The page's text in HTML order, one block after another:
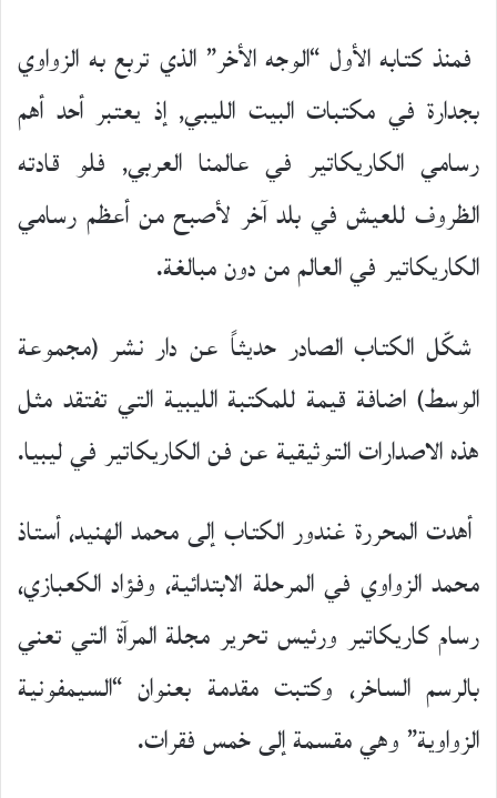
فمنذ كتابه الأول “الوجه الأخر” الذي تربع به الزواوي
بجدارة في مكتبات البيت الليبي٬ إذ يعتبر أحد أهم
رسامي الكاريكاتير في عالمنا العربي٬ فلو قادته
الظروف للعيش في بلد آخر لأصبح من أعظم رسامي
الكاريكاتير في العالم من دون مبالغة.
شكّل الكتاب الصادر حديثاً عن دار نشر (مجموعة
الوسط) اضافة قيمة للمكتبة الليبية التي تفتقد مثل
هذه الاصدارات التوثيقية عن فن الكاريكاتير في ليبيا.
أهدت المحررة غندور الكتاب إلى محمد الهنيد، أستاذ
محمد الزواوي في المرحلة الابتدائية، وفؤاد الكعبازي،
رسام كاريكاتير ورئيس تحرير مجلة المرآة التي تعني
بالرسم الساخر، وكتبت مقدمة بعنوان “السيمفونية
الزواوية” وهي مقسمة إلى خمس فقرات.